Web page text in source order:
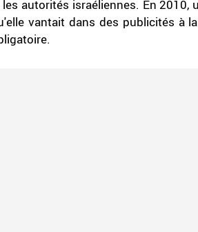
autorités israéliennes. En 2010,
vantait dans des publicités à